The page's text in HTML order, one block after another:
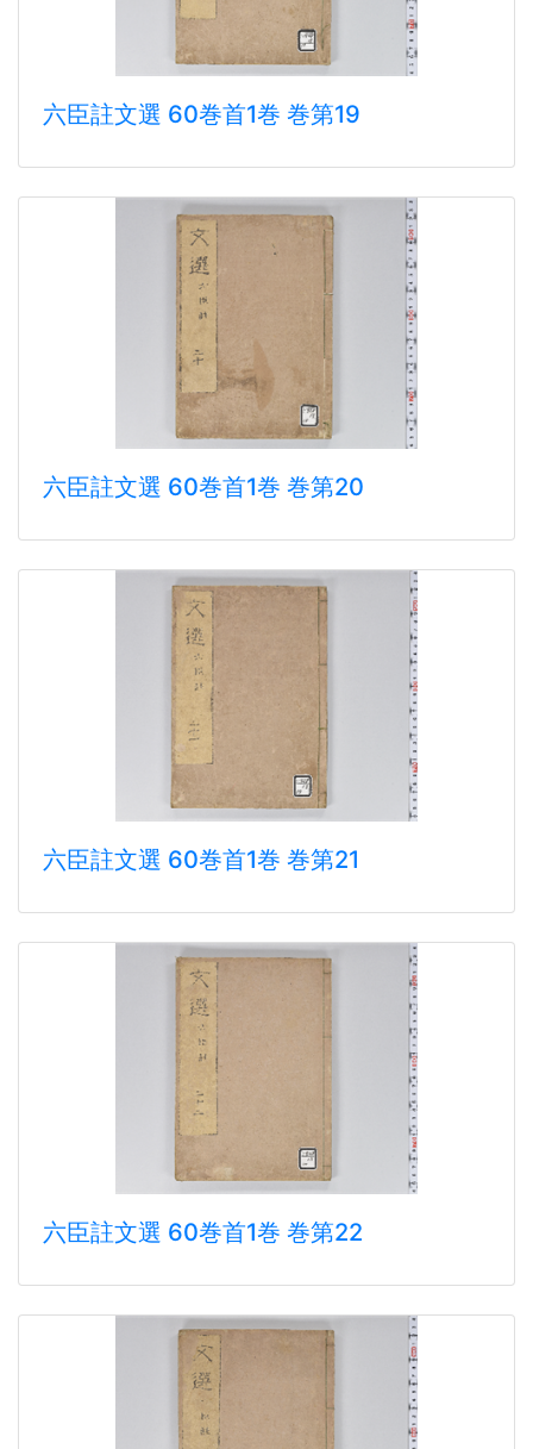
六臣註文選 60巻首1巻 巻第19
六臣註文選 60巻首1巻 巻第20
六臣註文選 60巻首1巻 巻第21
六臣註文選 60巻首1巻 巻第22